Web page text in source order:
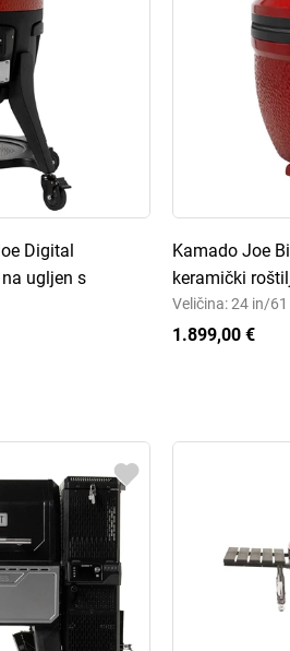
Digital
ugljen s
Kamado Joe
keramički
Veličina: 24 in/
1.899,00 €